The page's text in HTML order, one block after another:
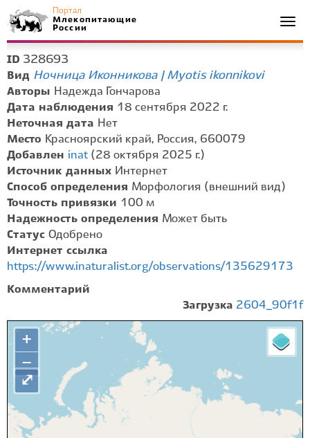
Портал
Млекопитающие
России
ID 328693
Вид Ночница Иконникова | Myotis ikonnikovi
Авторы Надежда Гончарова
Дата наблюдения 18 сентября 2022 г.
Неточная дата Нет
Место Красноярский край, Россия, 660079
Добавлен inat (28 октября 2025 г.)
Источник данных Интернет
Способ определения Морфология (внешний вид)
Точность привязки 100 м
Надежность определения Может быть
Статус Одобрено
Интернет ссылка
https://www.inaturalist.org/observations/135629173
Комментарий
Загрузка 2604_90f1f
+
−
⤢